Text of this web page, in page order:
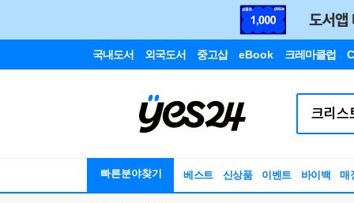
국내도서 외국도서 중고샵 eBook 크레마클럽
빠른분야찾기 베스트 신상품 이벤트 바이백 매